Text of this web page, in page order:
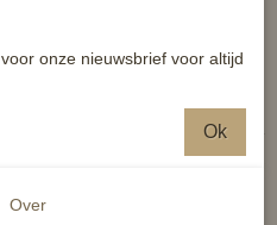
onze nieuwsbrief voor altijd
Ok
Over